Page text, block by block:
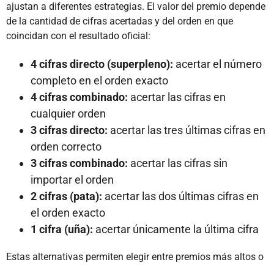
ajustan a diferentes estrategias. El valor del premio depende
de la cantidad de cifras acertadas y del orden en que
coincidan con el resultado oficial:
4 cifras directo (superpleno): acertar el número
completo en el orden exacto
4 cifras combinado: acertar las cifras en
cualquier orden
3 cifras directo: acertar las tres últimas cifras en
orden correcto
3 cifras combinado: acertar las cifras sin
importar el orden
2 cifras (pata): acertar las dos últimas cifras en
el orden exacto
1 cifra (uña): acertar únicamente la última cifra
Estas alternativas permiten elegir entre premios más altos o